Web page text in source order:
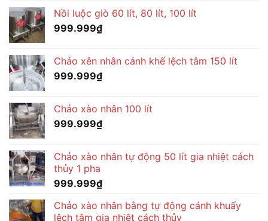
Nồi luộc giò 60 lít, 80 lít, 100 lít
999.999₫
Chảo xên nhân cánh khế lệch tâm 150 lít
999.999₫
Chảo xào nhân 100 lít
999.999₫
Chảo xào nhân tự động 50 lít gia nhiệt cách
thủy 1 pha
999.999₫
Chảo xào nhân bằng tự động cánh khuấy
lệch tâm gia nhiệt cách thủy